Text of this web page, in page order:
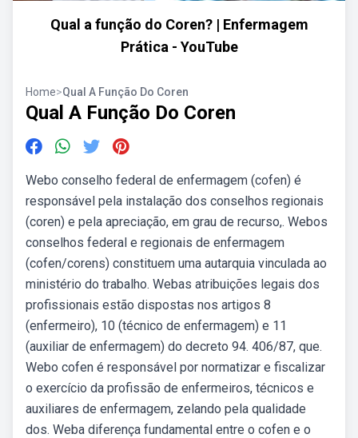
Qual a função do Coren? | Enfermagem
Prática - YouTube
Home>Qual A Função Do Coren
Qual A Função Do Coren
Webo conselho federal de enfermagem (cofen) é
responsável pela instalação dos conselhos regionais
(coren) e pela apreciação, em grau de recurso,. Webos
conselhos federal e regionais de enfermagem
(cofen/corens) constituem uma autarquia vinculada ao
ministério do trabalho. Webas atribuições legais dos
profissionais estão dispostas nos artigos 8
(enfermeiro), 10 (técnico de enfermagem) e 11
(auxiliar de enfermagem) do decreto 94. 406/87, que.
Webo cofen é responsável por normatizar e fiscalizar
o exercício da profissão de enfermeiros, técnicos e
auxiliares de enfermagem, zelando pela qualidade
dos. Weba diferença fundamental entre o cofen e o